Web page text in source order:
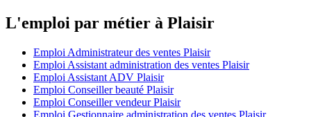
L'emploi par métier à Plaisir
Emploi Administrateur des ventes Plaisir
Emploi Assistant administration des ventes Plaisir
Emploi Assistant ADV Plaisir
Emploi Conseiller beauté Plaisir
Emploi Conseiller vendeur Plaisir
Emploi Gestionnaire administration des ventes Plaisir